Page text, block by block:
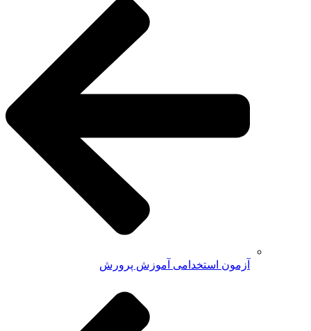
آزمون استخدامی آموزش پرورش